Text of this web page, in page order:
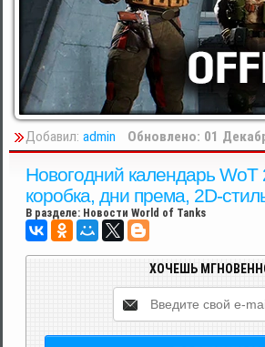
Добавил: admin Обновлено: 01
Новогодний календарь
коробка, дни према, 2D-
В разделе: Новости World of Tanks
ХОЧЕШЬ